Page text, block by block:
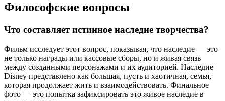
Философские вопросы
Что составляет истинное наследие творчества?
Фильм исследует этот вопрос, показывая, что наследие — это
не только награды или кассовые сборы, но и живая связь
между созданными персонажами и их аудиторией. Наследие
Disney представлено как большая, пусть и хаотичная, семья,
которая продолжает жить и взаимодействовать. Финальное
фото — это попытка зафиксировать это живое наследие в